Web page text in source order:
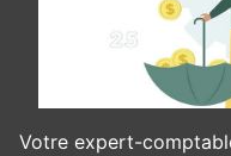
Votre expert-